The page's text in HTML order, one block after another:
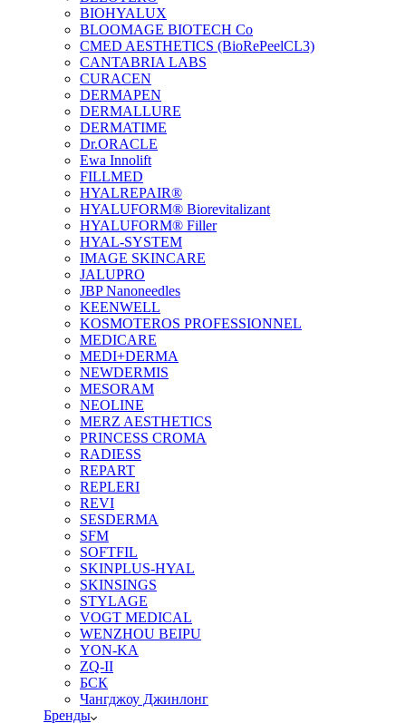
BIOHYALUX
BLOOMAGE BIOTECH Co
CMED AESTHETICS (BioRePeelCL3)
CANTABRIA LABS
CURACEN
DERMAPEN
DERMALLURE
DERMATIME
Dr.ORACLE
Ewa Innolift
FILLMED
НYALREPAIR®
HYALUFORM® Biorevitalizant
HYALUFORM® Filler
HYAL-SYSTEM
IMAGE SKINCARE
JALUPRO
JBP Nanoneedles
KEENWELL
KOSMOTEROS PROFESSIONNEL
MEDICARE
MEDI+DERMA
NEWDERMIS
MESORAM
NEOLINE
MERZ AESTHETICS
PRINCESS CROMA
RADIESS
REPART
REPLERI
REVI
SESDERMA
SFM
SOFTFIL
SKINPLUS-HYAL
SKINSINGS
STYLAGE
VOGT MEDICAL
WENZHOU BEIPU
YON-KA
ZQ-II
БСК
Чангджоу Джинлонг
Бренды